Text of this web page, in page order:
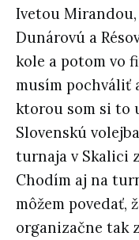
Ivetou
Dunárovú a
kole a potom vo
musím pochváliť
ktorou som si to
Slovenskú
turnaja v Skalici
Chodím aj na
môžem povedať,
organizačne tak